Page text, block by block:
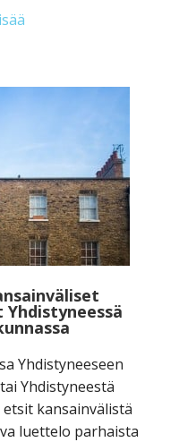
Yhdistyneeseen
Yhdistyneestä
kansainvälistä
luettelo parhaista